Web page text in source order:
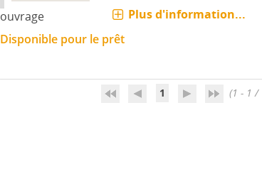
ouvrage
Plus d'information...
Disponible pour le prêt
1 (1 - 1 /